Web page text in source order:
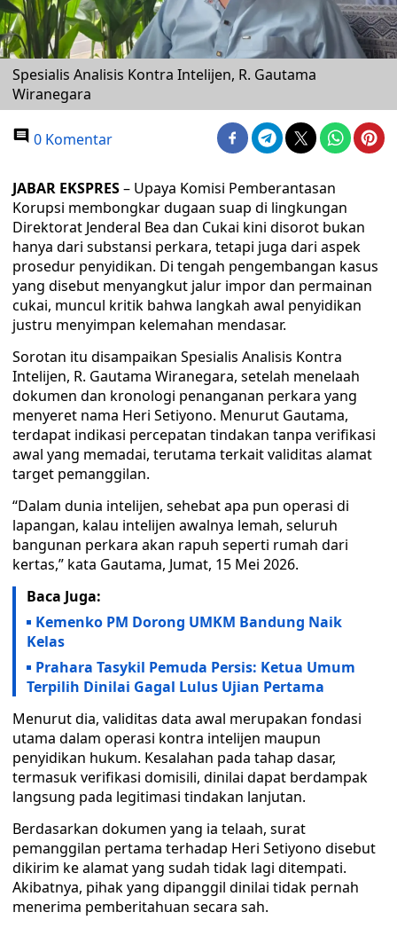
Spesialis Analisis Kontra Intelijen, R. Gautama
Wiranegara
0 Komentar
JABAR EKSPRES– Upaya Komisi Pemberantasan
Korupsi membongkar dugaan suap di lingkungan
Direktorat Jenderal Bea dan Cukai kini disorot bukan
hanya dari substansi perkara, tetapi juga dari aspek
prosedur penyidikan. Di tengah pengembangan kasus
yang disebut menyangkut jalur impor dan permainan
cukai, muncul kritik bahwa langkah awal penyidikan
justru menyimpan kelemahan mendasar.
Sorotan itu disampaikan Spesialis Analisis Kontra
Intelijen, R. Gautama Wiranegara, setelah menelaah
dokumen dan kronologi penanganan perkara yang
menyeret nama Heri Setiyono. Menurut Gautama,
terdapat indikasi percepatan tindakan tanpa verifikasi
awal yang memadai, terutama terkait validitas alamat
target pemanggilan.
“Dalam dunia intelijen, sehebat apa pun operasi di
lapangan, kalau intelijen awalnya lemah, seluruh
bangunan perkara akan rapuh seperti rumah dari
kertas,” kata Gautama, Jumat, 15 Mei 2026.
Baca Juga:
Kemenko PM Dorong UMKM Bandung Naik
Kelas
Prahara Tasykil Pemuda Persis: Ketua Umum
Terpilih Dinilai Gagal Lulus Ujian Pertama
Menurut dia, validitas data awal merupakan fondasi
utama dalam operasi kontra intelijen maupun
penyidikan hukum. Kesalahan pada tahap dasar,
termasuk verifikasi domisili, dinilai dapat berdampak
langsung pada legitimasi tindakan lanjutan.
Berdasarkan dokumen yang ia telaah, surat
pemanggilan pertama terhadap Heri Setiyono disebut
dikirim ke alamat yang sudah tidak lagi ditempati.
Akibatnya, pihak yang dipanggil dinilai tidak pernah
menerima pemberitahuan secara sah.